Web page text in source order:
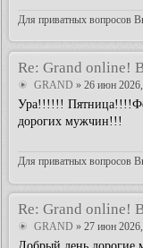
Для приватных вопросов
Re: Grand online!
GRAND » 26 июн
Ура!!!!!!
дорогих мужчин!!!
Для приватных вопросов
Re: Grand online!
GRAND » 27 июн